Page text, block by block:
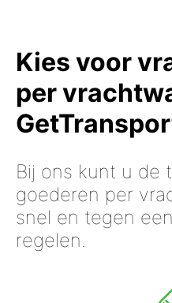
Kies voor
per
Bij ons kunt u de
goederen per
snel en tegen
regelen.